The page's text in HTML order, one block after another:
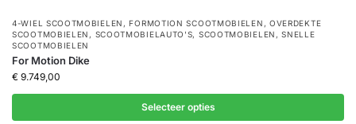
4-WIEL SCOOTMOBIELEN ,FORMOTION SCOOTMOBIELEN , OVERDEKTE
SCOOTMOBIELEN , SCOOTMOBIELAUTO'S, SCOOTMOBIELEN ,SNELLE
SCOOTMOBIELEN
For Motion Dike
€ 9.749,00
Selecteer opties